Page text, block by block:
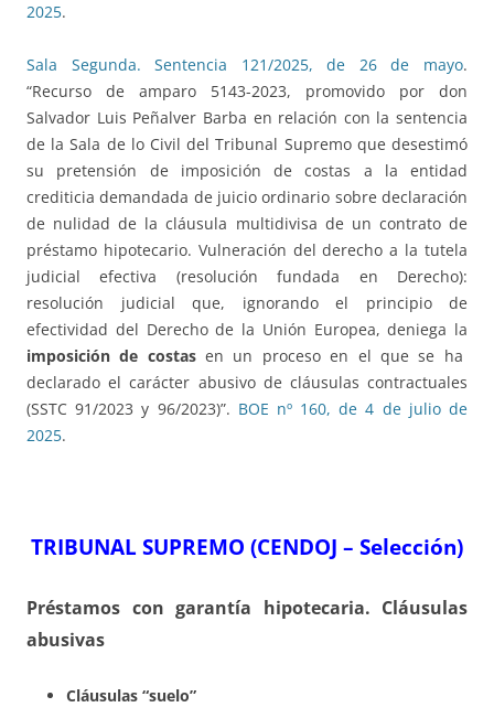
2025.
Sala Segunda. Sentencia 121/2025, de 26 de mayo.
“Recurso de amparo 5143-2023, promovido por don
Salvador Luis Peñalver Barba en relación con la sentencia
de la Sala de lo Civil del Tribunal Supremo que desestimó
su pretensión de imposición de costas a la entidad
crediticia demandada de juicio ordinario sobre declaración
de nulidad de la cláusula multidivisa de un contrato de
préstamo hipotecario. Vulneración del derecho a la tutela
judicial efectiva (resolución fundada en Derecho):
resolución judicial que, ignorando el principio de
efectividad del Derecho de la Unión Europea, deniega la
imposición de costasen un proceso en el que se ha
declarado el carácter abusivo de cláusulas contractuales
(SSTC 91/2023 y 96/2023)”. BOE nº 160, de 4 de julio de
2025.
TRIBUNAL SUPREMO (CENDOJ – Selección)
Préstamos con garantía hipotecaria. Cláusulas
abusivas
Cláusulas “suelo”